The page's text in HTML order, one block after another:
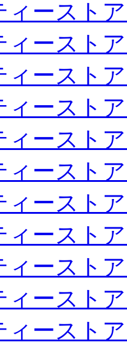
ィースト
ィースト
ィースト
ィースト
ィースト
ィースト
ィースト
ィースト
ィースト
ィースト
ィースト